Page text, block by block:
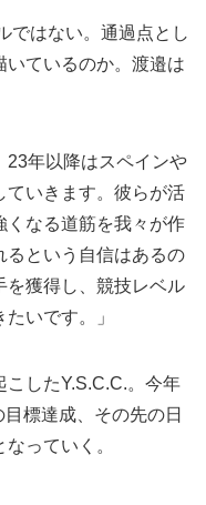
ではない。通過点とし
いているのか。渡邉は
23年以降はスペインや
ていきます。彼らが活
くなる道筋を我々が作
るという自信はあるの
を獲得し、競技レベル
いです。」
したY.S.C.C.。今年
標達成、その先の日
っていく。